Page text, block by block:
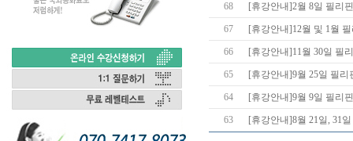
68 [휴강안내]2월 8일 필리
67 [휴강안내]12월 및 1월
66 [휴강안내]11월 30일 필
65 [휴강안내]9월 25일 필
64 [휴강안내]9월 9일 필리
63 [휴강안내]8월 21일, 31